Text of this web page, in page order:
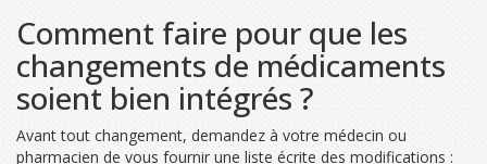
Comment faire pour que les
changements de médicaments
soient bien intégrés ?
Avant tout changement, demandez à votre médecin ou
pharmacien de vous fournir une liste écrite des modifications :